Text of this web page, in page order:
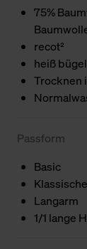
75%
recot²
heiß
Trocknen
Passform
Basic
Langarm
1/1 lange